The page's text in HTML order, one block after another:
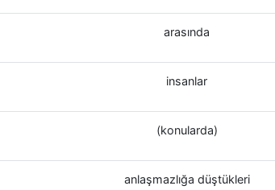
arasında
insanlar
(konularda)
anlaşmazlığa düştükleri